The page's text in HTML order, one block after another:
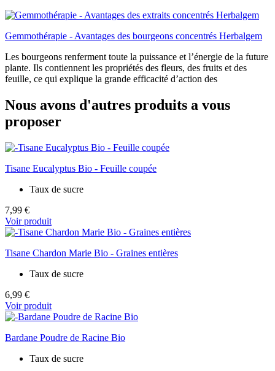
Gemmothérapie - Avantages des bourgeons concentrés Herbalgem
Les bourgeons renferment toute la puissance et l’énergie de la future
plante. Ils contiennent les propriétés des fleurs, des fruits et des
feuille, ce qui explique la grande efficacité d’action des
Nous avons d'autres produits a vous
proposer
Tisane Eucalyptus Bio - Feuille coupée
Taux de sucre
7,99 €
Voir produit
Tisane Chardon Marie Bio - Graines entières
Taux de sucre
6,99 €
Voir produit
Bardane Poudre de Racine Bio
Taux de sucre